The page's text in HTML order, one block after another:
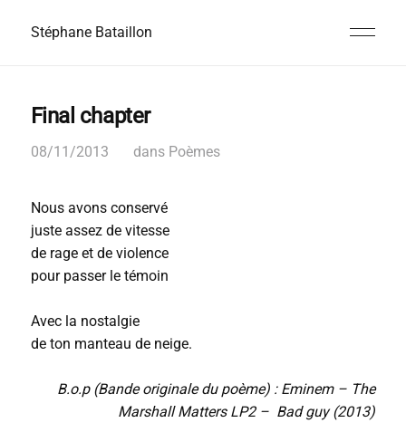
Stéphane Bataillon
Final chapter
08/11/2013 dans Poèmes
Nous avons conservé
juste assez de vitesse
de rage et de violence
pour passer le témoin
Avec la nostalgie
de ton manteau de neige.
B.o.p (Bande originale du poème) : Eminem – The
Marshall Matters LP2 – Bad guy (2013)